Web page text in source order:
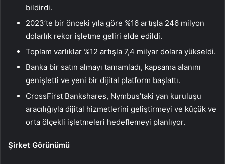
bildirdi.
2023’te bir önceki yıla göre %16 artışla 246 milyon
dolarlık rekor işletme geliri elde edildi.
Toplam varlıklar %12 artışla 7,4 milyar dolara yükseldi.
Banka bir satın almayı tamamladı, kapsama alanını
genişletti ve yeni bir dijital platform başlattı.
CrossFirst Bankshares, Nymbus’taki yan kuruluşu
aracılığıyla dijital hizmetlerini geliştirmeyi ve küçük ve
orta ölçekli işletmeleri hedeflemeyi planlıyor.
Şirket Görünümü